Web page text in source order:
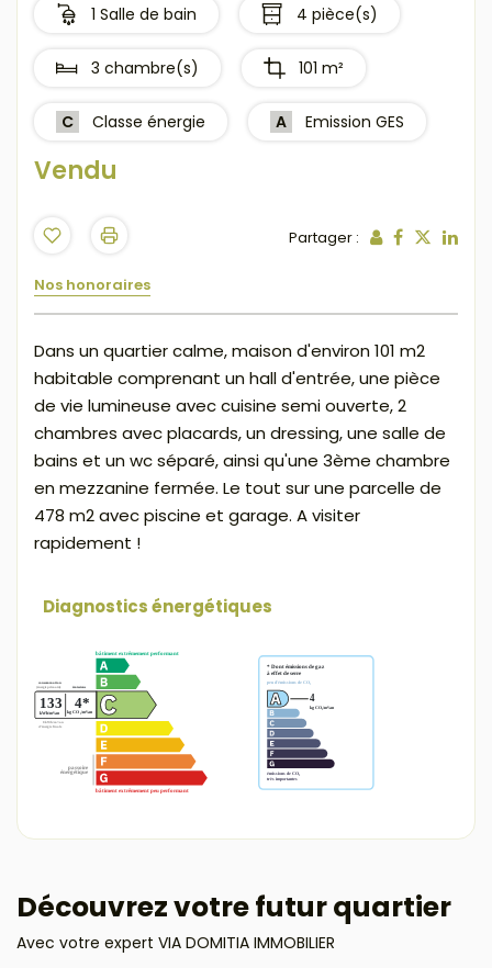
1 Salle de bain 4 pièce(s)
3 chambre(s) 101 m²
C Classe énergie A Emission GES
Vendu
Partager :
Nos honoraires
Dans un quartier calme, maison d'environ 101 m2
habitable comprenant un hall d'entrée, une pièce
de vie lumineuse avec cuisine semi ouverte, 2
chambres avec placards, un dressing, une salle de
bains et un wc séparé, ainsi qu'une 3ème chambre
en mezzanine fermée. Le tout sur une parcelle de
478 m2 avec piscine et garage. A visiter
rapidement !
Diagnostics énergétiques
Découvrez votre futur quartier
Avec votre expert VIA DOMITIA IMMOBILIER